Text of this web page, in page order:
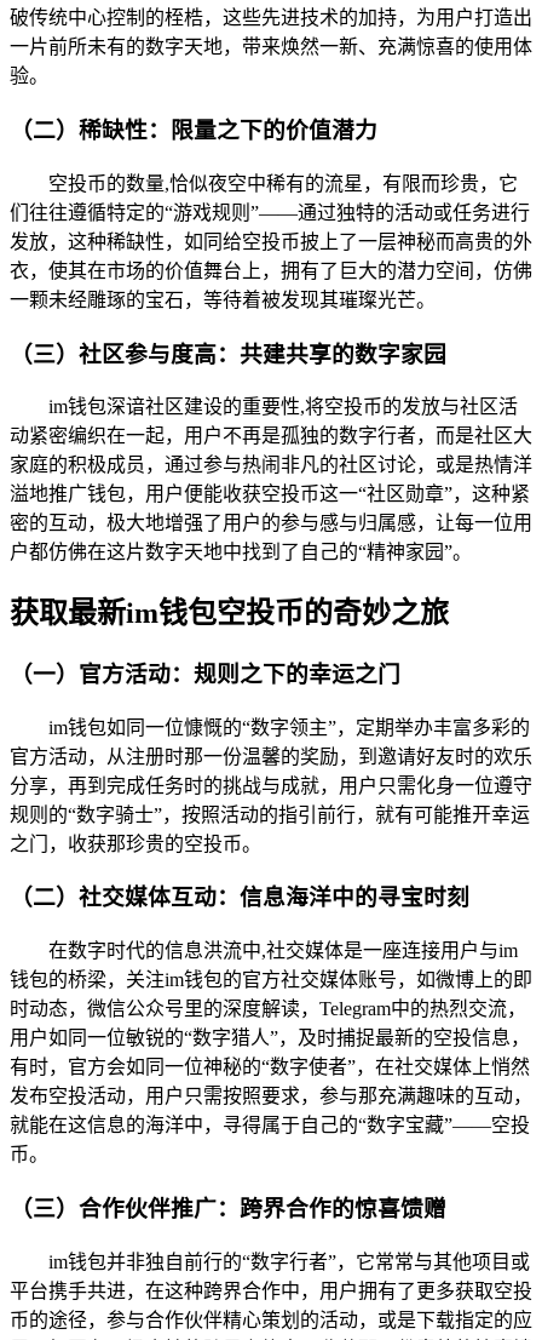
破传统中心控制的桎梏，这些先进技术的加持，为用户打造出
一片前所未有的数字天地，带来焕然一新、充满惊喜的使用体
验。
（二）稀缺性：限量之下的价值潜力
空投币的数量,恰似夜空中稀有的流星，有限而珍贵，它
们往往遵循特定的“游戏规则”——通过独特的活动或任务进行
发放，这种稀缺性，如同给空投币披上了一层神秘而高贵的外
衣，使其在市场的价值舞台上，拥有了巨大的潜力空间，仿佛
一颗未经雕琢的宝石，等待着被发现其璀璨光芒。
（三）社区参与度高：共建共享的数字家园
im钱包深谙社区建设的重要性,将空投币的发放与社区活
动紧密编织在一起，用户不再是孤独的数字行者，而是社区大
家庭的积极成员，通过参与热闹非凡的社区讨论，或是热情洋
溢地推广钱包，用户便能收获空投币这一“社区勋章”，这种紧
密的互动，极大地增强了用户的参与感与归属感，让每一位用
户都仿佛在这片数字天地中找到了自己的“精神家园”。
获取最新im钱包空投币的奇妙之旅
（一）官方活动：规则之下的幸运之门
im钱包如同一位慷慨的“数字领主”，定期举办丰富多彩的
官方活动，从注册时那一份温馨的奖励，到邀请好友时的欢乐
分享，再到完成任务时的挑战与成就，用户只需化身一位遵守
规则的“数字骑士”，按照活动的指引前行，就有可能推开幸运
之门，收获那珍贵的空投币。
（二）社交媒体互动：信息海洋中的寻宝时刻
在数字时代的信息洪流中,社交媒体是一座连接用户与im
钱包的桥梁，关注im钱包的官方社交媒体账号，如微博上的即
时动态，微信公众号里的深度解读，Telegram中的热烈交流，
用户如同一位敏锐的“数字猎人”，及时捕捉最新的空投信息，
有时，官方会如同一位神秘的“数字使者”，在社交媒体上悄然
发布空投活动，用户只需按照要求，参与那充满趣味的互动，
就能在这信息的海洋中，寻得属于自己的“数字宝藏”——空投
币。
（三）合作伙伴推广：跨界合作的惊喜馈赠
im钱包并非独自前行的“数字行者”，它常常与其他项目或
平台携手共进，在这种跨界合作中，用户拥有了更多获取空投
币的途径，参与合作伙伴精心策划的活动，或是下载指定的应